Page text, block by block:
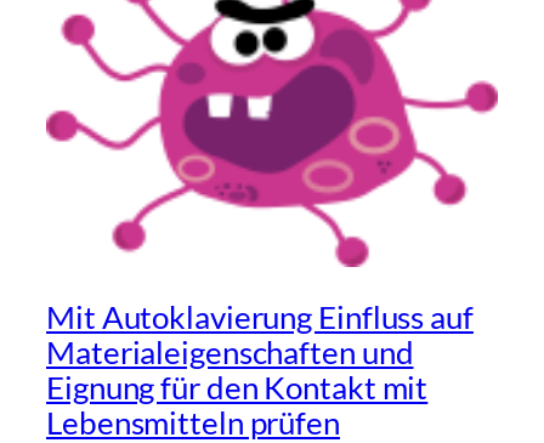
Mit Autoklavierung Einfluss auf
Materialeigenschaften und
Eignung für den Kontakt mit
Lebensmitteln prüfen